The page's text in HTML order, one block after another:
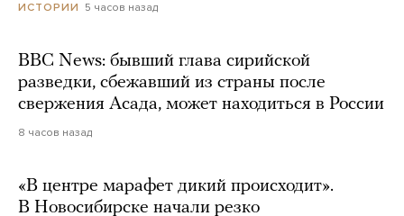
ИСТОРИИ 5 часов назад
BBC News: бывший глава сирийской
разведки, сбежавший из страны после
свержения Асада, может находиться в России
8 часов назад
«В центре марафет дикий происходит».
В Новосибирске начали резко